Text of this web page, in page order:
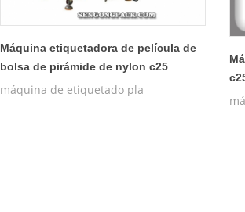
Máquina etiquetadora de película de
bolsa de pirámide de nylon c25
máquina de etiquetado pla